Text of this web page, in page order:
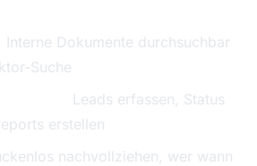
Interne Dokumente durchsuchbar
Suche
Leads erfassen, Status
erstellen
nachvollziehen, wer wann